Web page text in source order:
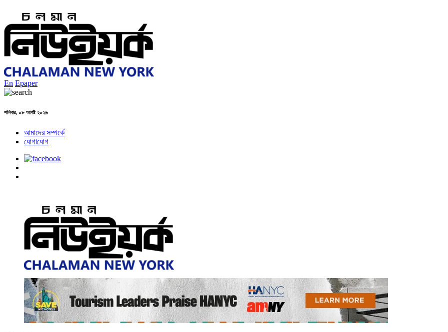
En Epaper
শনিবার, ০৮ আগষ্ট ২০২৬
আমাদের সম্পর্কে
যোগাযোগ